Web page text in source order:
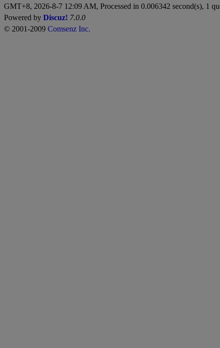
GMT+8, 2026-8-7 12:09 AM, Processed in 0.006342 second(s), 1
Powered by Discuz! 7.0.0
© 2001-2009 Comsenz Inc.